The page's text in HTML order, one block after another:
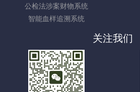
公检法涉案财物系统
智能血样追溯系统
关注我们